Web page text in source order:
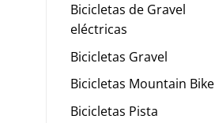
Bicicletas de Gravel
eléctricas
Bicicletas Gravel
Bicicletas Mountain Bike
Bicicletas Pista